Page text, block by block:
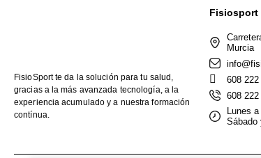
FisioSport te da la solución para tu salud,
gracias a la más avanzada tecnología, a la
experiencia acumulado y a nuestra formación
contínua.
Fisiosport
Murcia
608 222
608 222
Lunes
Sábado